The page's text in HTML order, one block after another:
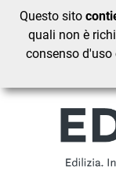
Questo sito
quali non è
consenso